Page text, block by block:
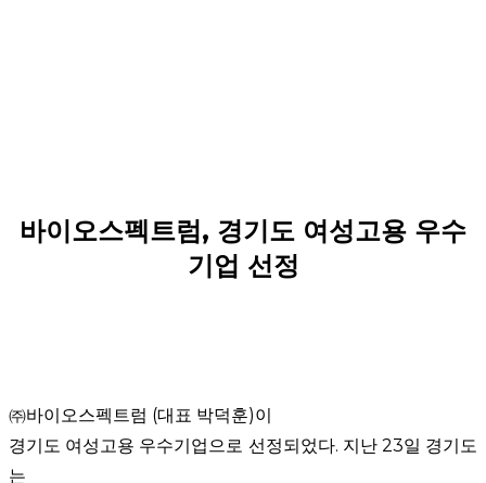
바이오스펙트럼, 경기도 여성고용 우수
기업 선정
㈜바이오스펙트럼 (대표 박덕훈)이
경기도 여성고용 우수기업으로 선정되었다. 지난 23일 경기도
는